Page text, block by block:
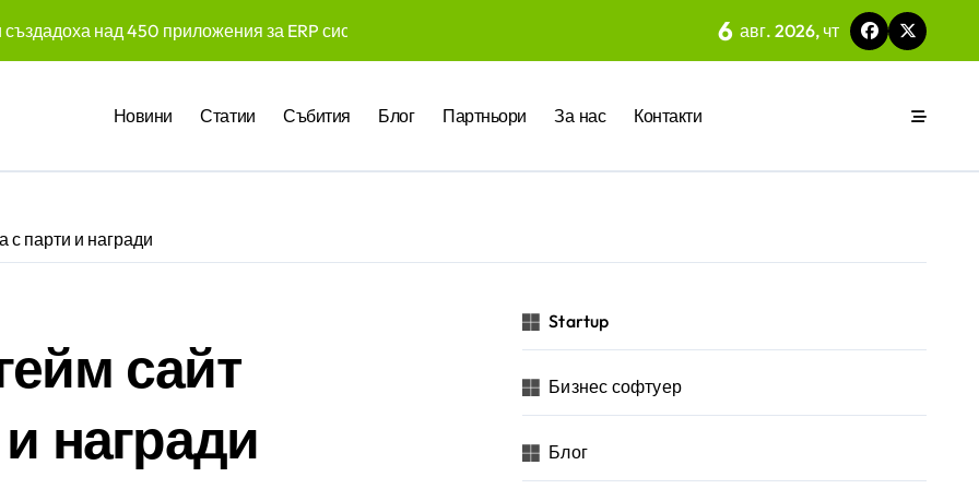
компании у нас предлагат хибридна работа
събра предприемачи и млади професионалисти в разговор за бъдещето на технологиите и AI
тази година в нов формат
6 авг. 2026, чт
Новини Статии Събития Блог Партньори За нас Контакти
с парти и награди
сайт
награди
Startup
Бизнес софтуер
Блог